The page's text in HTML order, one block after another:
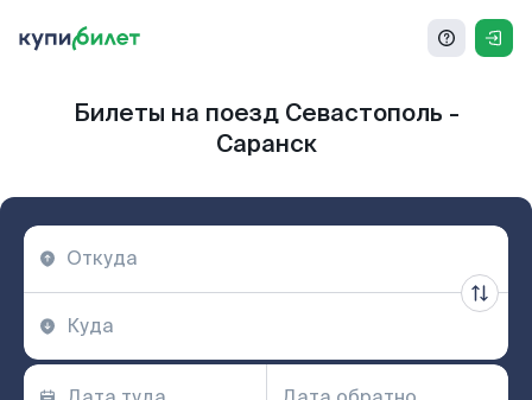
Билеты на поезд Севастополь -
Саранск